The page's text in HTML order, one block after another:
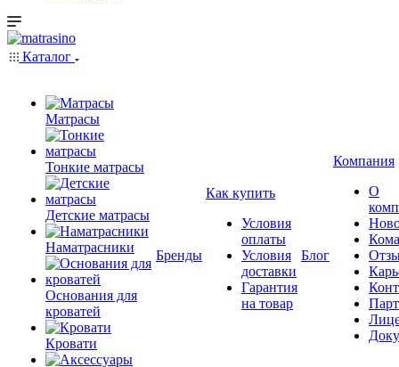
Каталог
Матрасы
Тонкие матрасы
Детские матрасы
Наматрасники
Основания для
кроватей
Кровати
Бренды
Как купить
Условия
оплаты
Условия
доставки
Гарантия
на товар
Блог
Компания
О